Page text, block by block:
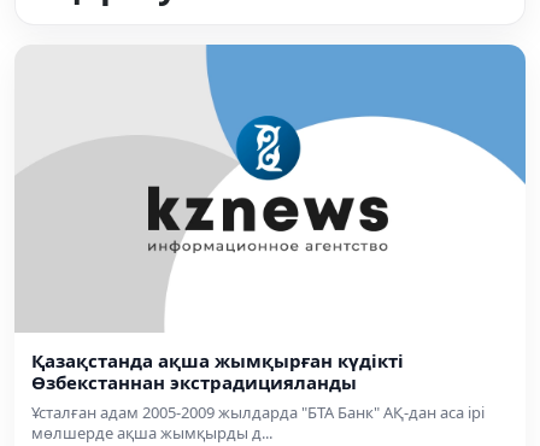
Қазақстанда ақша жымқырған күдікті
Өзбекстаннан экстрадицияланды
Ұсталған адам 2005-2009 жылдарда "БТА Банк" АҚ-дан аса ірі
мөлшерде ақша жымқырды д...